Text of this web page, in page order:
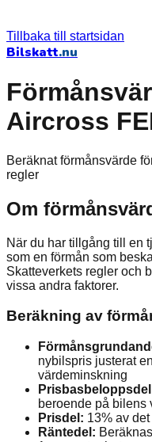
Tillbaka till startsidan
Bilskatt.nu
Aircross
Beräknat förmånsvärde
regler
Om
När du har tillgång till en
som en förmån som
Skatteverkets regler och
vissa andra faktorer.
Beräkning av
nybilspris justerat
värdeminskning
beroende på bilens
Prisdel: 13% av
Räntedel: